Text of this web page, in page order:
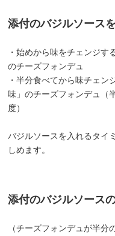
添付のバジルソース
・始めから味をチェンジす
のチーズフォンデュ
・半分食べてから味チェン
味」のチーズフォンデュ（
度）
バジルソースを入れるタイ
しめます。
添付のバジルソース
（チーズフォンデュが半分